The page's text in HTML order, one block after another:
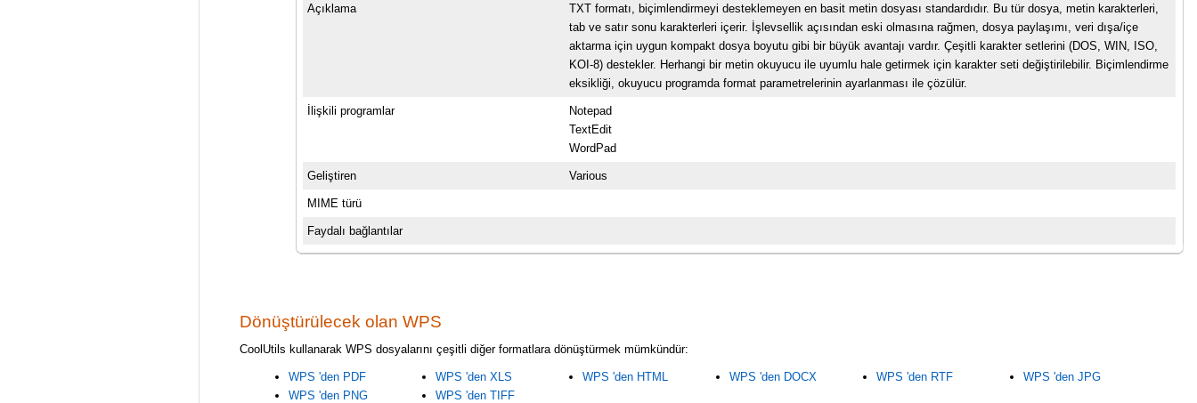
Açıklama
TXT formatı, biçimlendirmeyi desteklemeyen en basit metin dosyası standardıdır. Bu tür dosya, metin karakterleri,
tab ve satır sonu karakterleri içerir. İşlevsellik açısından eski olmasına rağmen, dosya paylaşımı, veri dışa/içe
aktarma için uygun kompakt dosya boyutu gibi bir büyük avantajı vardır. Çeşitli karakter setlerini (DOS, WIN, ISO,
KOI-8) destekler. Herhangi bir metin okuyucu ile uyumlu hale getirmek için karakter seti değiştirilebilir. Biçimlendirme
eksikliği, okuyucu programda format parametrelerinin ayarlanması ile çözülür.
İlişkili programlar
Notepad
TextEdit
WordPad
Geliştiren Various
MIME türü
Faydalı bağlantılar
Dönüştürülecek olan WPS
CoolUtils kullanarak WPS dosyalarını çeşitli diğer formatlara dönüştürmek mümkündür:
WPS 'den PDF WPS 'den XLS WPS 'den HTML WPS 'den DOCX WPS 'den RTF
WPS 'den JPG
WPS 'den PNG
WPS 'den TIFF